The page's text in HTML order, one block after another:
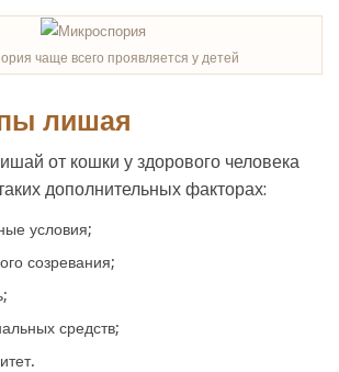
чаще всего проявляется у детей
лишая
от кошки у здорового человека
дополнительных факторах:
условия;
созревания;
средств;